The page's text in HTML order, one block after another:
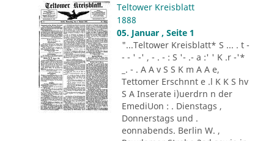
Teltower Kreisblatt
1888
05. Januar , Seite 1
"...Teltower Kreisblatt* S ... . t -
- - ' -' , - . - : S '- .- a :' ' K .r -'*
_. - . A A v S S K m A A e,
Tettomer Erschnnt e .l K K S hv
S A Inserate i)uerdrn n der
EmediUon : . Dienstags ,
Donnerstags und .
eonnabends. Berlin W. ,